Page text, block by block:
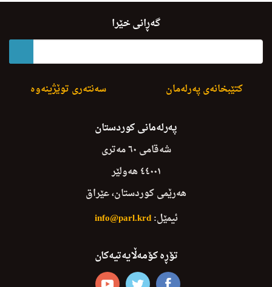
D.2 Asaye X.Bahara Barewachuگەڕانی خێرا
سەنتەری توێژینەوە کتێبخانەی پەرلەمان
پەرلەمانی کوردستان
شەقامی ٦٠ مەتری
٤٤٠٠١ هەولێر
هەرێمی کوردستان، عێراق
ئیمێل:info@parl.krd
تۆڕە کۆمەڵایەتیەکان